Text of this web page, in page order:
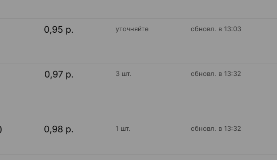
0,95 р. уточняйте обновл. в 13:03
0,97 р. 3 шт. обновл. в 13:32
0,98 р. 1 шт. обновл. в 13:32